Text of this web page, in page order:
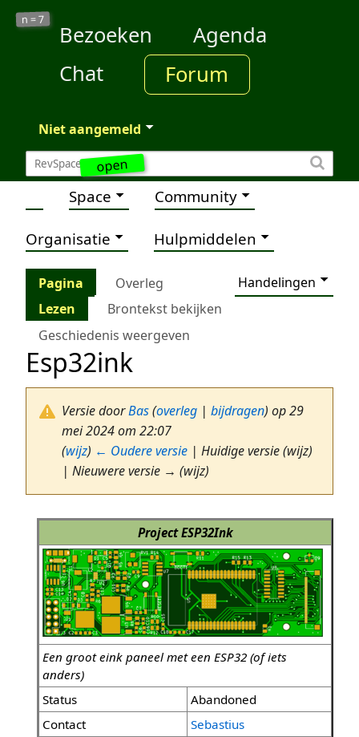
open
n =7
Bezoeken
Agenda
Chat
Forum
Niet aangemeld
Space Community
Organisatie Hulpmiddelen
Pagina Overleg
Handelingen
Lezen
Brontekst bekijken
Geschiedenis weergeven
Esp32ink
Versie doorBas(overleg | bijdragen) op 29
mei 2024 om 22:07
(wijz) ← Oudere versie | Huidige versie (wijz)
| Nieuwere versie → (wijz)
Project ESP32Ink
Een groot eink paneel met een ESP32 (of iets
anders)
Status
Abandoned
Contact
Sebastius